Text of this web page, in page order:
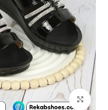
بزرگنمایی تصویر